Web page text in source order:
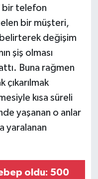
bir telefon
bir müşteri,
belirterek değişim
şiş olması
Buna rağmen
çıkarılmak
kısa süreli
yaşanan o anlar
yaralanan
oldu: 500